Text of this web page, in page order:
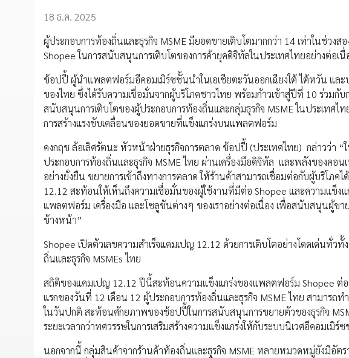
18 ธ.ค. 2025
ผู้ประกอบการท้องถิ่นและธุรกิจ MSME มียอดขายเติบโตมากกว่า 14 เท่าในช่ว
Shopee ในการสนับสนุนการเติบโตของการค้ายุคดิจิทัลในประเทศไทยอย่างต่อเนื่
ช้อปปี้ ผู้นำแพลตฟอร์มอีคอมเมิร์ซชั้นนำในเอเชียตะวันออกเฉียงใต้ ไต้หวัน แล
ของไทย ซึ่งได้รับความเชื่อมั่นจากผู้บริโภคชาวไทย พร้อมก้าวเข้าสู่ปีที่ 10 ร่วม
สนับสนุนการเติบโตของผู้ประกอบการท้องถิ่นและกลุ่มธุรกิจ MSME ในประเทศ
การสร้างแรงขับเคลื่อนของยอดขายที่แข็งแกร่งบนแพลตฟอร์ม
คงกฤช ล้อเลิศรัตนะ หัวหน้าฝ่ายธุรกิจการตลาด ช้อปปี้ (ประเทศไทย) กล่าวว่า
ประกอบการท้องถิ่นและธุรกิจ MSME ไทย ผ่านเครื่องมือดิจิทัล และพลังของคอ
อย่างยั่งยืน ขยายการเข้าถึงทางการตลาด ให้ร้านค้าสามารถเชื่อมต่อกับผู้บริโภ
12.12 สะท้อนให้เห็นถึงความเชื่อมั่นของผู้ใช้งานที่มีต่อ Shopee และความแข็ง
แพลตฟอร์ม เครื่องมือ และโซลูชันต่างๆ ของเราอย่างต่อเนื่อง เพื่อสนับสนุนผู้ข
ข้างหน้า”
Shopee เปิดตัวเลขความสำเร็จแคมเปญ 12.12 ด้วยการเติบโตอย่างโดดเด่น
ถิ่นและธุรกิจ MSMEs ไทย
สถิติของแคมเปญ 12.12 ปีนี้สะท้อนความแข็งแกร่งของแพลตฟอร์ม Shopee ต่อ
แรกของวันที่ 12 เดือน 12 ผู้ประกอบการท้องถิ่นและธุรกิจ MSME ไทย สามารถท
ในวันปกติ สะท้อนศักยภาพของช้อปปี้ในการสนับสนุนการขยายตัวของธุรกิจ
ระยะเวลากว่าทศวรรษในการเสริมสร้างความแข็งแกร่งให้กับระบบนิเวศอีคอมเมิร์
นอกจากนี้ กลุ่มสินค้าจากร้านค้าท้องถิ่นและธุรกิจ MSME หลายหมวดหมู่ยังมีอัตร